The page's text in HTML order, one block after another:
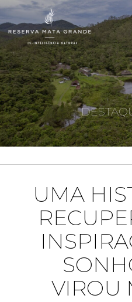
UMA
VIROU